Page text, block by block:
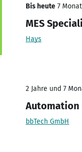
Bis heute 7
MES
Hays
2 Jahre und 7
Automation
bbTech GmbH